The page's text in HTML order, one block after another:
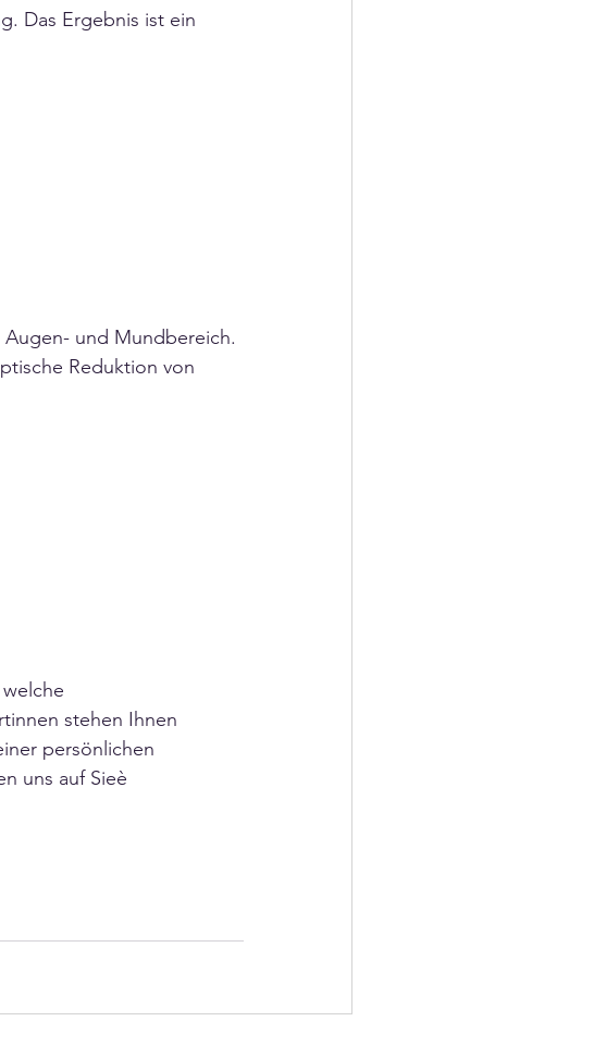
Das Ergebnis ist ein
und Mundbereich.
Reduktion von
stehen Ihnen
persönlichen
uns auf Sieè